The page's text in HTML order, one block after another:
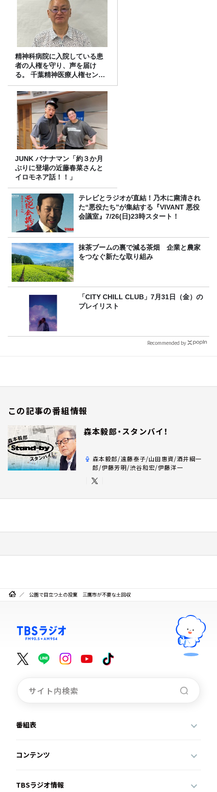
精神科病院に入院している患
者の人権を守り、声を届け
る。 千葉精神医療人権センタ
ーの取り組み
JUNK バナナマン「約３か月
ぶりに登場の近藤春菜さんと
イロモネア話！！」
テレビとラジオが直結！乃木に粛清され
た“悪役たち”が集結する『VIVANT 悪役
会議室』7/26(日)23時スタート！
抹茶ブームの裏で減る茶畑 企業と農家
をつなぐ新たな取り組み
「CITY CHILL CLUB」7月31日（金）の
プレイリスト
Recommended by
この記事の番組情報
森本毅郎・スタンバイ！
森本毅郎/遠藤泰子/山田惠資/酒井綱一
郎/伊藤芳明/渋谷和宏/伊藤洋一
公園で目立つ土の投棄 三鷹市が不要な土回収
番組表
コンテンツ
TBSラジオ情報